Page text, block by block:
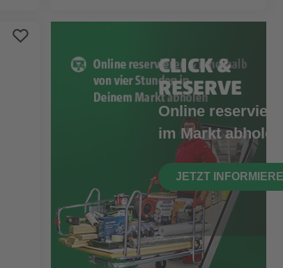
CLICK &
RESERVE
Online
im Markt abholen
JETZT